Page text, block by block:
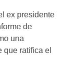
ex presidente
de
una
que ratifica el